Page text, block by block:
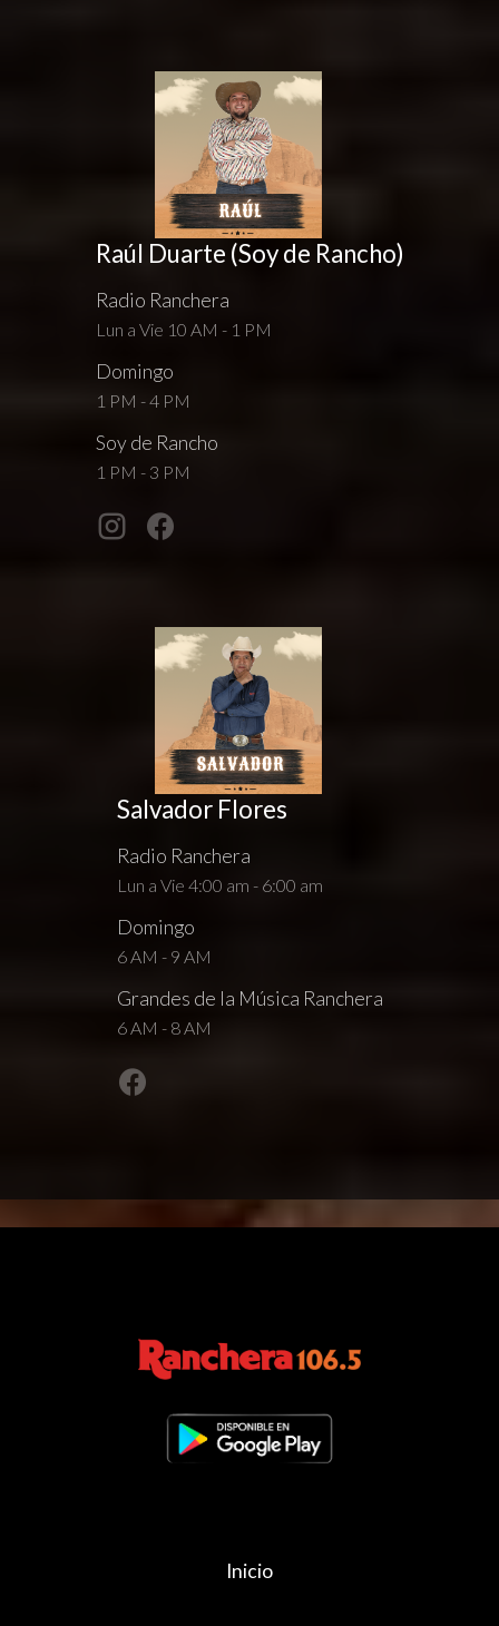
Raúl Duarte (Soy de Rancho)
Radio Ranchera
Lun a Vie 10 AM - 1 PM
Domingo
1 PM - 4 PM
Soy de Rancho
1 PM - 3 PM
Salvador Flores
Radio Ranchera
Lun a Vie 4:00 am - 6:00 am
Domingo
6 AM - 9 AM
Grandes de la Música Ranchera
6 AM - 8 AM
Inicio